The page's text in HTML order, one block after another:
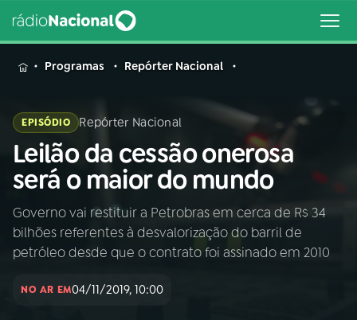
MENU
Buscar
na
Rádio
Nacional
Buscar
AO VIVO
01INÍCIO
Programas Repórter Nacional
EPISÓDIO Repórter Nacional
Leilão da cessão onerosa
será o maior do mundo
Governo vai restituir a Petrobras em cerca de R$ 34
bilhões referentes à desvalorização do barril de
petróleo desde que o contrato foi assinado em 2010
NO AR EM04/11/2019, 10:00